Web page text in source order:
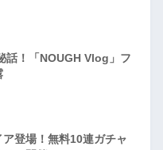
話！「NOUGH Vlog」フ
登場！無料10連ガチャ